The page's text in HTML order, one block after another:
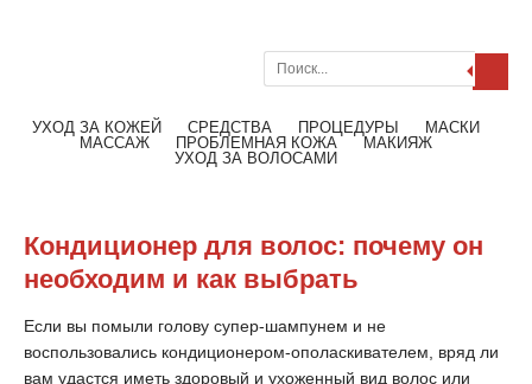
УХОД ЗА КОЖЕЙ СРЕДСТВА ПРОЦЕДУРЫ
МАСКИ
МАССАЖ
ПРОБЛЕМНАЯ КОЖА
МАКИЯЖ
УХОД ЗА ВОЛОСАМИ
Кондиционер для волос: почему он
необходим и как выбрать
Если вы помыли голову супер-шампунем и не
воспользовались кондиционером-ополаскивателем, вряд ли
вам удастся иметь здоровый и ухоженный вид волос или